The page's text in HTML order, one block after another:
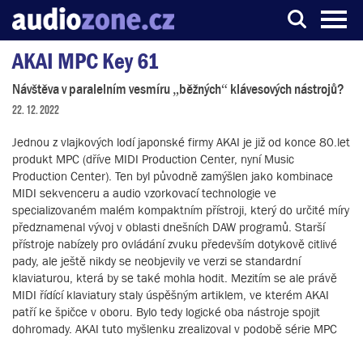
Server o digitálním zpracování zvuku
AKAI MPC Key 61
Návštěva v paralelním vesmíru „běžných“ klávesových nástrojů?
22. 12. 2022
Jednou z vlajkových lodí japonské firmy AKAI je již od konce 80.let
produkt MPC (dříve MIDI Production Center, nyní Music
Production Center). Ten byl původně zamýšlen jako kombinace
MIDI sekvenceru a audio vzorkovací technologie ve
specializovaném malém kompaktním přístroji, který do určité míry
předznamenal vývoj v oblasti dnešních DAW programů. Starší
přístroje nabízely pro ovládání zvuku především dotykově citlivé
pady, ale ještě nikdy se neobjevily ve verzi se standardní
klaviaturou, která by se také mohla hodit. Mezitím se ale právě
MIDI řídící klaviatury staly úspěšným artiklem, ve kterém AKAI
patří ke špičce v oboru. Bylo tedy logické oba nástroje spojit
dohromady. AKAI tuto myšlenku zrealizoval v podobě série MPC